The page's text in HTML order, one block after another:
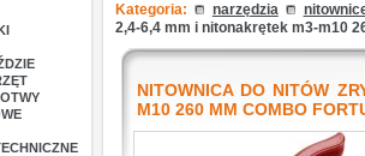
Kategoria: narzędzia
2,4-6,4 mm i nitonakrętek m3-m10
NITOWNICA DO NITÓW
M10 260 MM COMBO